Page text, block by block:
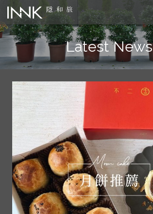
Latest News